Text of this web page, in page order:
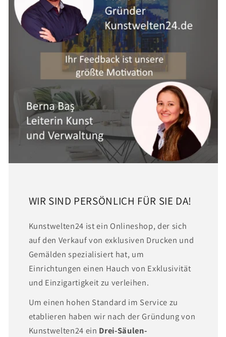
WIR SIND PERSÖNLICH FÜR SIE DA!
Kunstwelten24 ist ein Onlineshop, der sich
auf den Verkauf von exklusiven Drucken und
Gemälden spezialisiert hat, um
Einrichtungen einen Hauch von Exklusivität
und Einzigartigkeit zu verleihen.
Um einen hohen Standard im Service zu
etablieren haben wir nach der Gründung von
Kunstwelten24 ein Drei-Säulen-